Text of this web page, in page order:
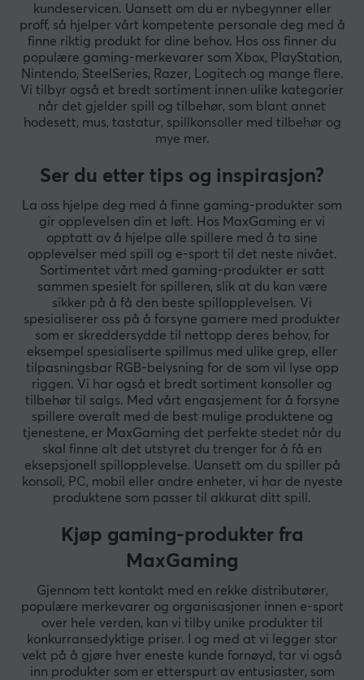
kundeservicen. Uansett om du er nybegynner eller
proff, så hjelper vårt kompetente personale deg med å
finne riktig produkt for dine behov. Hos oss finner du
populære gaming-merkevarer som Xbox, PlayStation,
Nintendo, SteelSeries, Razer, Logitech og mange flere.
Vi tilbyr også et bredt sortiment innen ulike kategorier
når det gjelder spill og tilbehør, som blant annet
hodesett, mus, tastatur, spillkonsoller med tilbehør og
mye mer.
Ser du etter tips og inspirasjon?
La oss hjelpe deg med å finne gaming-produkter som
gir opplevelsen din et løft. Hos MaxGaming er vi
opptatt av å hjelpe alle spillere med å ta sine
opplevelser med spill og e-sport til det neste nivået.
Sortimentet vårt med gaming-produkter er satt
sammen spesielt for spilleren, slik at du kan være
sikker på å få den beste spillopplevelsen. Vi
spesialiserer oss på å forsyne gamere med produkter
som er skreddersydde til nettopp deres behov, for
eksempel spesialiserte spillmus med ulike grep, eller
tilpasningsbar RGB-belysning for de som vil lyse opp
riggen. Vi har også et bredt sortiment konsoller og
tilbehør til salgs. Med vårt engasjement for å forsyne
spillere overalt med de best mulige produktene og
tjenestene, er MaxGaming det perfekte stedet når du
skal finne alt det utstyret du trenger for å få en
eksepsjonell spillopplevelse. Uansett om du spiller på
konsoll, PC, mobil eller andre enheter, vi har de nyeste
produktene som passer til akkurat ditt spill.
Kjøp gaming-produkter fra
MaxGaming
Gjennom tett kontakt med en rekke distributører,
populære merkevarer og organisasjoner innen e-sport
over hele verden, kan vi tilby unike produkter til
konkurransedyktige priser. I og med at vi legger stor
vekt på å gjøre hver eneste kunde fornøyd, tar vi også
inn produkter som er etterspurt av entusiaster, som